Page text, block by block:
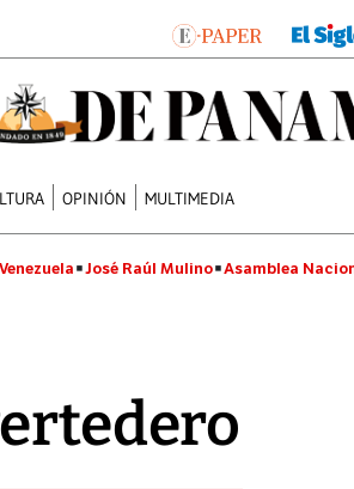
OPINIÓN MULTIMEDIA
Venezuela José Raúl Mulino Asamblea